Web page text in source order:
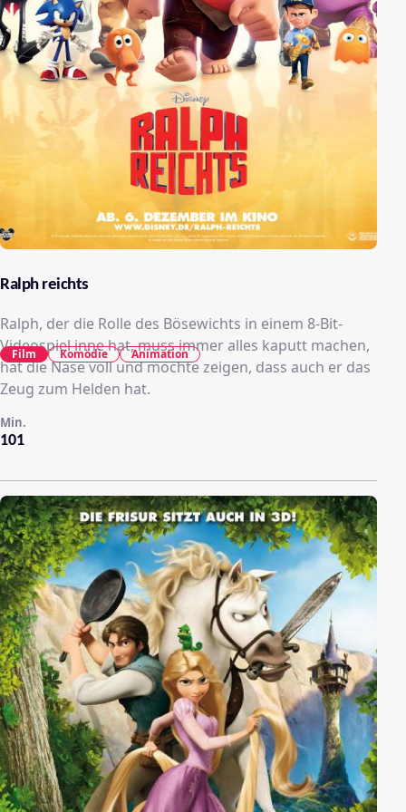
Ralph reichts
Ralph, der die Rolle des Bösewichts in einem 8-Bit-
Videospiel inne hat, muss immer alles kaputt machen,
hat die Nase voll und möchte zeigen, dass auch er das
Zeug zum Helden hat.
101
Min.
Film Komödie Animation